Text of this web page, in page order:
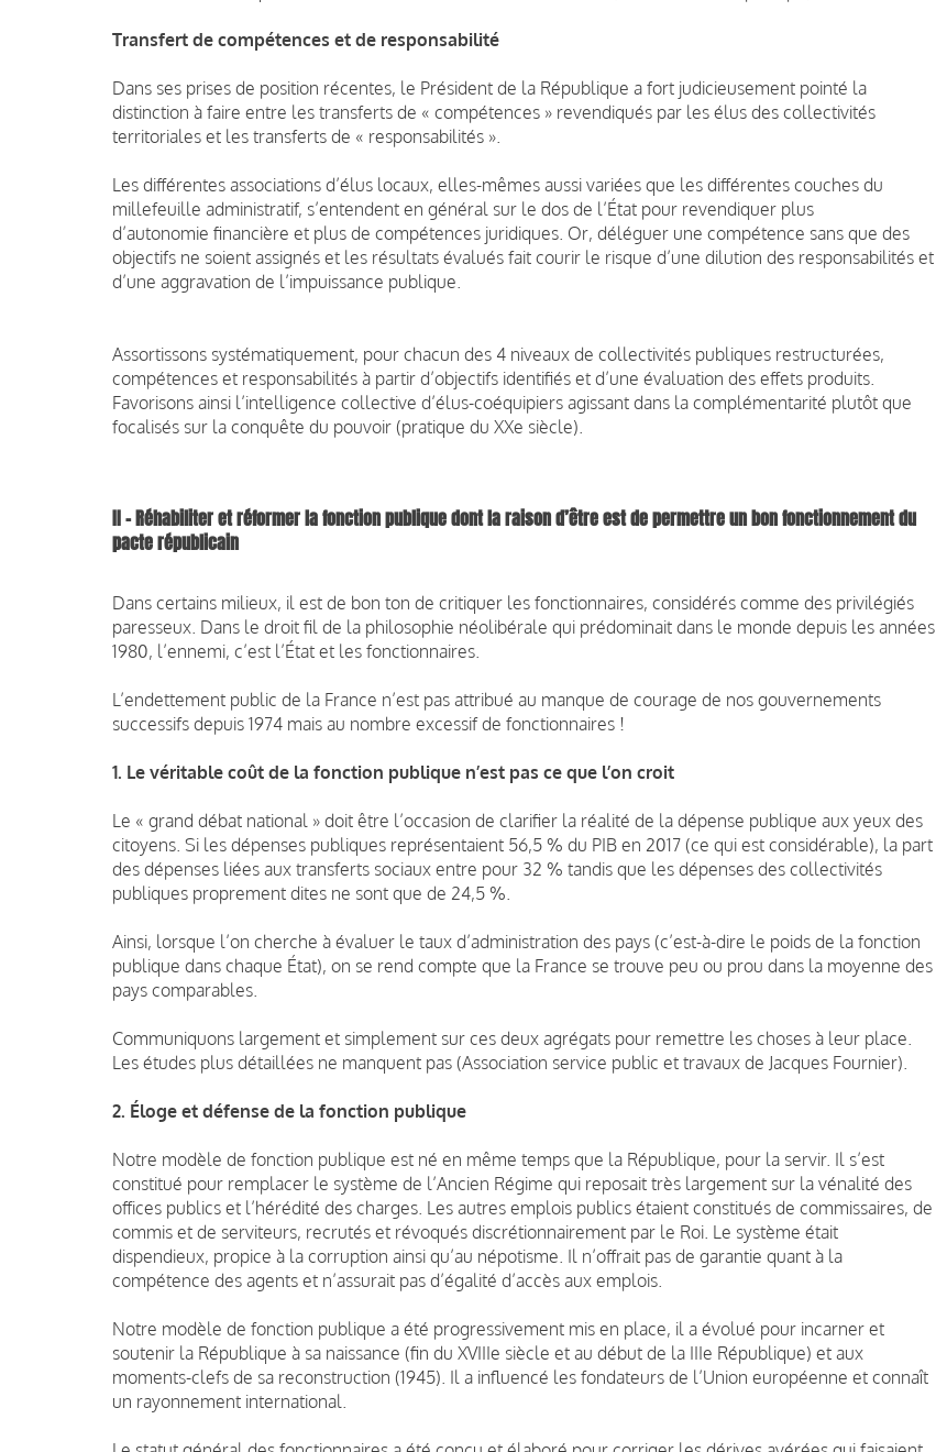
Transfert de compétences et de responsabilité
Dans ses prises de position récentes, le Président de la République a fort judicieusement pointé la
distinction à faire entre les transferts de « compétences » revendiqués par les élus des collectivités
territoriales et les transferts de « responsabilités ».
Les différentes associations d’élus locaux, elles-mêmes aussi variées que les différentes couches du
millefeuille administratif, s’entendent en général sur le dos de l’État pour revendiquer plus
d’autonomie financière et plus de compétences juridiques. Or, déléguer une compétence sans que des
objectifs ne soient assignés et les résultats évalués fait courir le risque d’une dilution des responsabilités et
d’une aggravation de l’impuissance publique.
Assortissons systématiquement, pour chacun des 4 niveaux de collectivités publiques restructurées,
compétences et responsabilités à partir d’objectifs identifiés et d’une évaluation des effets produits.
Favorisons ainsi l’intelligence collective d’élus-coéquipiers agissant dans la complémentarité plutôt que
focalisés sur la conquête du pouvoir (pratique du XXe siècle).
II – Réhabiliter et réformer la fonction publique dont la raison d’être est de permettre un bon fonctionnement du
pacte républicain
Dans certains milieux, il est de bon ton de critiquer les fonctionnaires, considérés comme des privilégiés
paresseux. Dans le droit fil de la philosophie néolibérale qui prédominait dans le monde depuis les années
1980, l’ennemi, c’est l’État et les fonctionnaires.
L’endettement public de la France n’est pas attribué au manque de courage de nos gouvernements
successifs depuis 1974 mais au nombre excessif de fonctionnaires !
1. Le véritable coût de la fonction publique n’est pas ce que l’on croit
Le « grand débat national » doit être l’occasion de clarifier la réalité de la dépense publique aux yeux des
citoyens. Si les dépenses publiques représentaient 56,5 % du PIB en 2017 (ce qui est considérable), la part
des dépenses liées aux transferts sociaux entre pour 32 % tandis que les dépenses des collectivités
publiques proprement dites ne sont que de 24,5 %.
Ainsi, lorsque l’on cherche à évaluer le taux d’administration des pays (c’est-à-dire le poids de la fonction
publique dans chaque État), on se rend compte que la France se trouve peu ou prou dans la moyenne des
pays comparables.
Communiquons largement et simplement sur ces deux agrégats pour remettre les choses à leur place.
Les études plus détaillées ne manquent pas (Association service public et travaux de Jacques Fournier).
2. Éloge et défense de la fonction publique
Notre modèle de fonction publique est né en même temps que la République, pour la servir. Il s’est
constitué pour remplacer le système de l’Ancien Régime qui reposait très largement sur la vénalité des
offices publics et l’hérédité des charges. Les autres emplois publics étaient constitués de commissaires, de
commis et de serviteurs, recrutés et révoqués discrétionnairement par le Roi. Le système était
dispendieux, propice à la corruption ainsi qu’au népotisme. Il n’offrait pas de garantie quant à la
compétence des agents et n’assurait pas d’égalité d’accès aux emplois.
Notre modèle de fonction publique a été progressivement mis en place, il a évolué pour incarner et
soutenir la République à sa naissance (fin du XVIIIe siècle et au début de la IIIe République) et aux
moments-clefs de sa reconstruction (1945). Il a influencé les fondateurs de l’Union européenne et connaît
un rayonnement international.